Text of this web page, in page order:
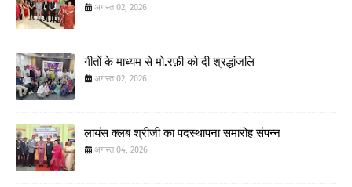
अगस्त 02, 2026
गीतों के माध्यम से मो.रफ़ी को दी श्रद्धांजलि
अगस्त 02, 2026
लायंस क्लब श्रीजी का पदस्थापना समारोह संपन्न
अगस्त 04, 2026